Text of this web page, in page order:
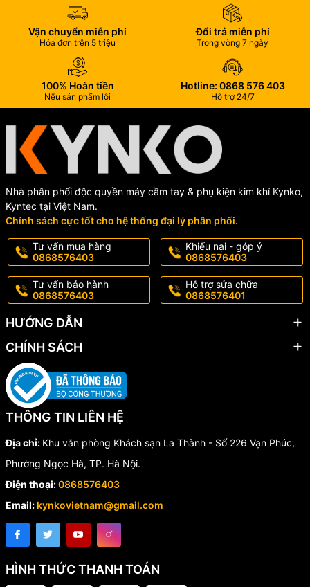
Vận chuyển miễn phí
Hóa đơn trên 5 triệu
Đổi trả miễn phí
Trong vòng 7 ngày
100% Hoàn tiền
Nếu sản phẩm lỗi
Hotline: 0868 576 403
Hỗ trợ 24/7
Nhà phân phối độc quyền máy cầm tay & phụ kiện kim khí Kynko,
Kyntec tại Việt Nam.
Chính sách cực tốt cho hệ thống đại lý phân phối.
Tư vấn mua hàng
0868576403
Khiếu nại - góp ý
0868576403
Tư vấn bảo hành
0868576403
Hỗ trợ sửa chữa
0868576401
HƯỚNG DẪN
CHÍNH SÁCH
THÔNG TIN LIÊN HỆ
Địa chỉ: Khu văn phòng Khách sạn La Thành - Số 226 Vạn Phúc,
Phường Ngọc Hà, TP. Hà Nội.
Điện thoại:0868576403
Email: kynkovietnam@gmail.com
HÌNH THỨC THANH TOÁN